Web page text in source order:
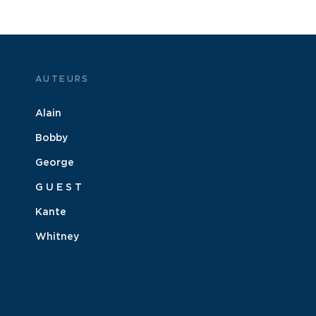
AUTEURS
Alain
Bobby
George
G U E S T
Kante
Whitney